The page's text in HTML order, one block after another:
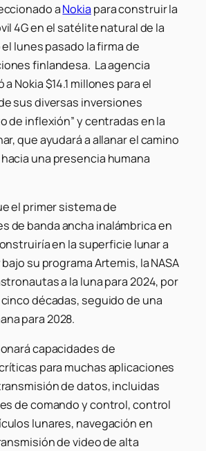
aNokia para construir la
4G en el satélite natural de la
lunes pasado la firma de
finlandesa. La agencia
Nokia $14.1 millones para el
sus diversas inversiones
de inflexión” y centradas en la
que ayudará a allanar el camino
una presencia humana
el primer sistema de
de banda ancha inalámbrica en
en la superficie lunar a
su programa Artemis, la NASA
a la luna para 2024, por
décadas, seguido de una
para 2028.
capacidades de
para muchas aplicaciones
de datos, incluidas
de comando y control, control
lunares, navegación en
de video de alta